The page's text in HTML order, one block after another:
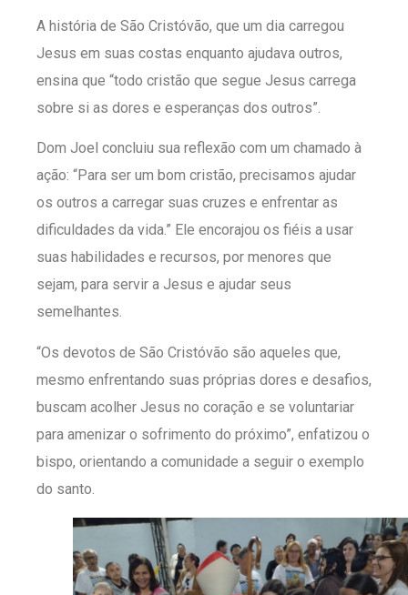
A história de São Cristóvão, que um dia carregou
Jesus em suas costas enquanto ajudava outros,
ensina que “todo cristão que segue Jesus carrega
sobre si as dores e esperanças dos outros”.
Dom Joel concluiu sua reflexão com um chamado à
ação: “Para ser um bom cristão, precisamos ajudar
os outros a carregar suas cruzes e enfrentar as
dificuldades da vida.” Ele encorajou os fiéis a usar
suas habilidades e recursos, por menores que
sejam, para servir a Jesus e ajudar seus
semelhantes.
“Os devotos de São Cristóvão são aqueles que,
mesmo enfrentando suas próprias dores e desafios,
buscam acolher Jesus no coração e se voluntariar
para amenizar o sofrimento do próximo”, enfatizou o
bispo, orientando a comunidade a seguir o exemplo
do santo.